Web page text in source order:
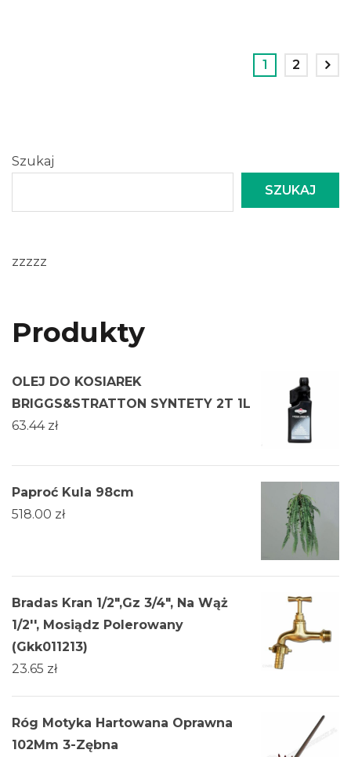
1 2
Szukaj
SZUKAJ
zzzzz
Produkty
OLEJ DO KOSIAREK
BRIGGS&STRATTON SYNTETY 2T 1L
63.44 zł
Paproć Kula 98cm
518.00 zł
Bradas Kran 1/2",Gz 3/4", Na Wąż
1/2'', Mosiądz Polerowany
(Gkk011213)
23.65 zł
Róg Motyka Hartowana Oprawna
102Mm 3-Zębna